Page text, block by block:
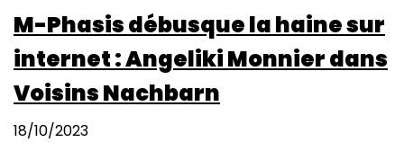
M-Phasis débusque la haine sur
internet : Angeliki Monnier dans
Voisins Nachbarn
18/10/2023